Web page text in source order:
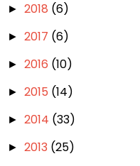
► 2018 (6)
► 2017 (6)
► 2016 (10)
► 2015 (14)
► 2014 (33)
► 2013 (25)